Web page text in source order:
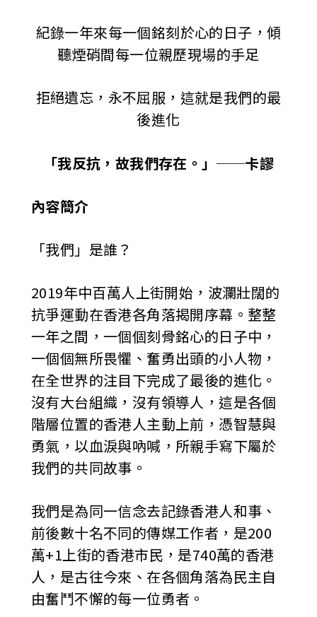
紀錄一年來每一個銘刻於心的日子，傾
聽煙硝間每一位親歷現場的手足
拒絕遺忘，永不屈服，這就是我們的最
後進化
「我反抗，故我們存在。」──卡謬
內容簡介
「我們」是誰？
2019年中百萬人上街開始，波瀾壯闊的
抗爭運動在香港各角落揭開序幕。整整
一年之間，一個個刻骨銘心的日子中，
一個個無所畏懼、奮勇出頭的小人物，
在全世界的注目下完成了最後的進化。
沒有大台組織，沒有領導人，這是各個
階層位置的香港人主動上前，憑智慧與
勇氣，以血淚與吶喊，所親手寫下屬於
我們的共同故事。
我們是為同一信念去記錄香港人和事、
前後數十名不同的傳媒工作者，是200
萬+1上街的香港市民，是740萬的香港
人，是古往今來、在各個角落為民主自
由奮鬥不懈的每一位勇者。